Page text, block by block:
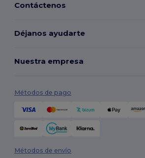
Contáctenos
Déjanos ayudarte
Nuestra empresa
Métodos de pago
Métodos de envío